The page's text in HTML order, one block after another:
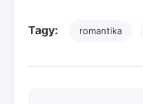
Tagy: romantika